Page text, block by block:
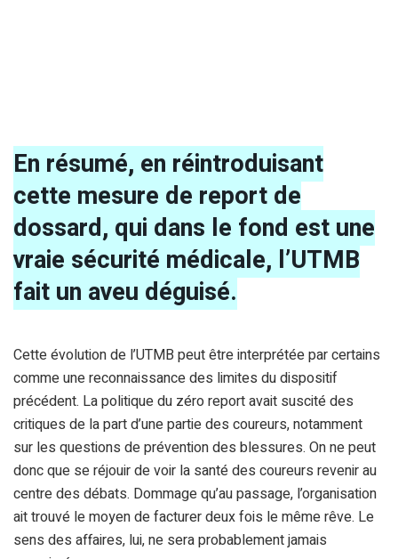
En résumé, en réintroduisant
cette mesure de report de
dossard, qui dans le fond est une
vraie sécurité médicale, l’UTMB
fait un aveu déguisé.
Cette évolution de l’UTMB peut être interprétée par certains
comme une reconnaissance des limites du dispositif
précédent. La politique du zéro report avait suscité des
critiques de la part d’une partie des coureurs, notamment
sur les questions de prévention des blessures. On ne peut
donc que se réjouir de voir la santé des coureurs revenir au
centre des débats. Dommage qu’au passage, l’organisation
ait trouvé le moyen de facturer deux fois le même rêve. Le
sens des affaires, lui, ne sera probablement jamais